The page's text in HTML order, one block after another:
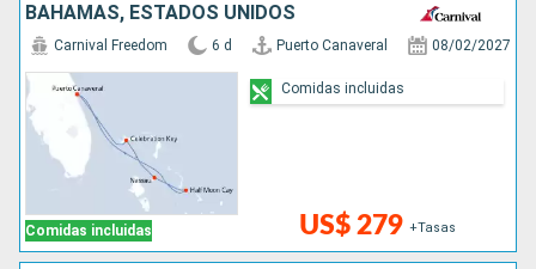
BAHAMAS, ESTADOS UNIDOS
Comidas incluidas
Carnival Freedom 6 d Puerto Canaveral 08/02/2027
US$ 279 +Tasas
Comidas incluidas